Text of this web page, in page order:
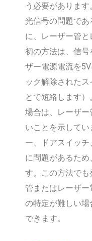
う必要があります
光信号の問題で
に、レーザー管
初の方法は、信
ザー電源電流を
ック解除されたス
とで短絡します
場合は、レーザ
いことを示して
ー、ドアスイッ
に問題があるた
す。この方法で
管またはレーザ
の特定が難しい
できます。